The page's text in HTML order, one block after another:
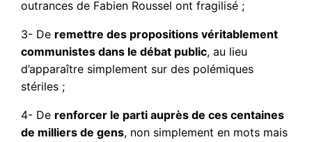
outrances de Fabien Roussel ont fragilisé ;
3- De remettre des propositions véritablement
communistes dans le débat public, au lieu
d’apparaître simplement sur des polémiques
stériles ;
4- De renforcer le parti auprès de ces centaines
de milliers de gens, non simplement en mots mais